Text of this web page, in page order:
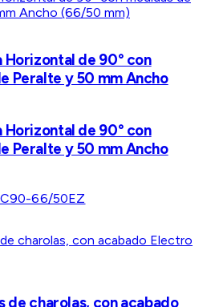
de 90° con
Peralte y 50 mm Ancho
de 90° con
Peralte y 50 mm Ancho
66/50EZ
de charolas, con acabado